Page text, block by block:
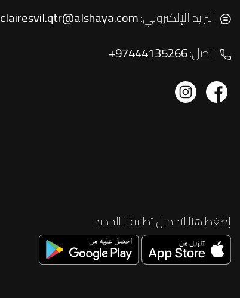
البريد الإلكتروني:clairesvil.qtr@alshaya.com
اتصل:+97444135266
إضغط هنا لتحميل تطبيقنا الجديد